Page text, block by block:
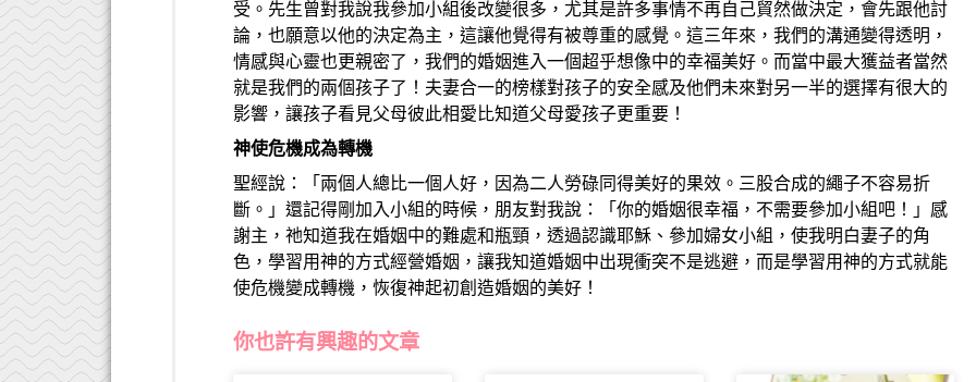
受。先生曾對我說我參加小組後改變很多，尤其是許多事情不再自己貿然做決定，會先跟他討
論，也願意以他的決定為主，這讓他覺得有被尊重的感覺。這三年來，我們的溝通變得透明，
情感與心靈也更親密了，我們的婚姻進入一個超乎想像中的幸福美好。而當中最大獲益者當然
就是我們的兩個孩子了！夫妻合一的榜樣對孩子的安全感及他們未來對另一半的選擇有很大的
影響，讓孩子看見父母彼此相愛比知道父母愛孩子更重要！
神使危機成為轉機
聖經說：「兩個人總比一個人好，因為二人勞碌同得美好的果效。三股合成的繩子不容易折
斷。」還記得剛加入小組的時候，朋友對我說：「你的婚姻很幸福，不需要參加小組吧！」感
謝主，祂知道我在婚姻中的難處和瓶頸，透過認識耶穌、參加婦女小組，使我明白妻子的角
色，學習用神的方式經營婚姻，讓我知道婚姻中出現衝突不是逃避，而是學習用神的方式就能
使危機變成轉機，恢復神起初創造婚姻的美好！
你也許有興趣的文章